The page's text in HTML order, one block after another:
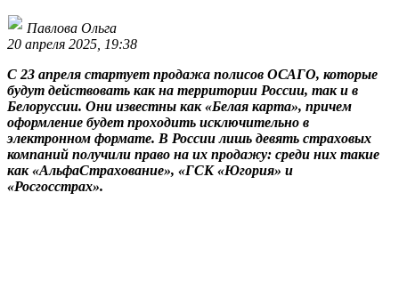
Павлова Ольга
20 апреля 2025, 19:38
С 23 апреля стартует продажа полисов ОСАГО, которые
будут действовать как на территории России, так и в
Белоруссии. Они известны как «Белая карта», причем
оформление будет проходить исключительно в
электронном формате. В России лишь девять страховых
компаний получили право на их продажу: среди них такие
как «АльфаСтрахование», «ГСК «Югория» и
«Росгосстрах».